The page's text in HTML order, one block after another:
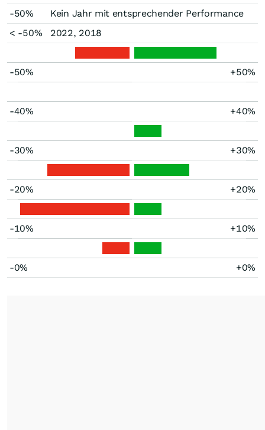
-50%
Kein Jahr mit entsprechender Performance
< -50%
2022, 2018
-50% +50%
-40% +40%
-30% +30%
-20% +20%
-10% +10%
-0% +0%